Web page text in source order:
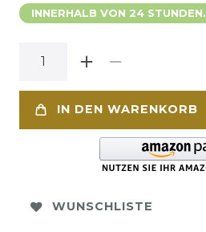
INNERHALB VON 24 STUNDEN.
IN DEN WARENKORB
WUNSCHLISTE